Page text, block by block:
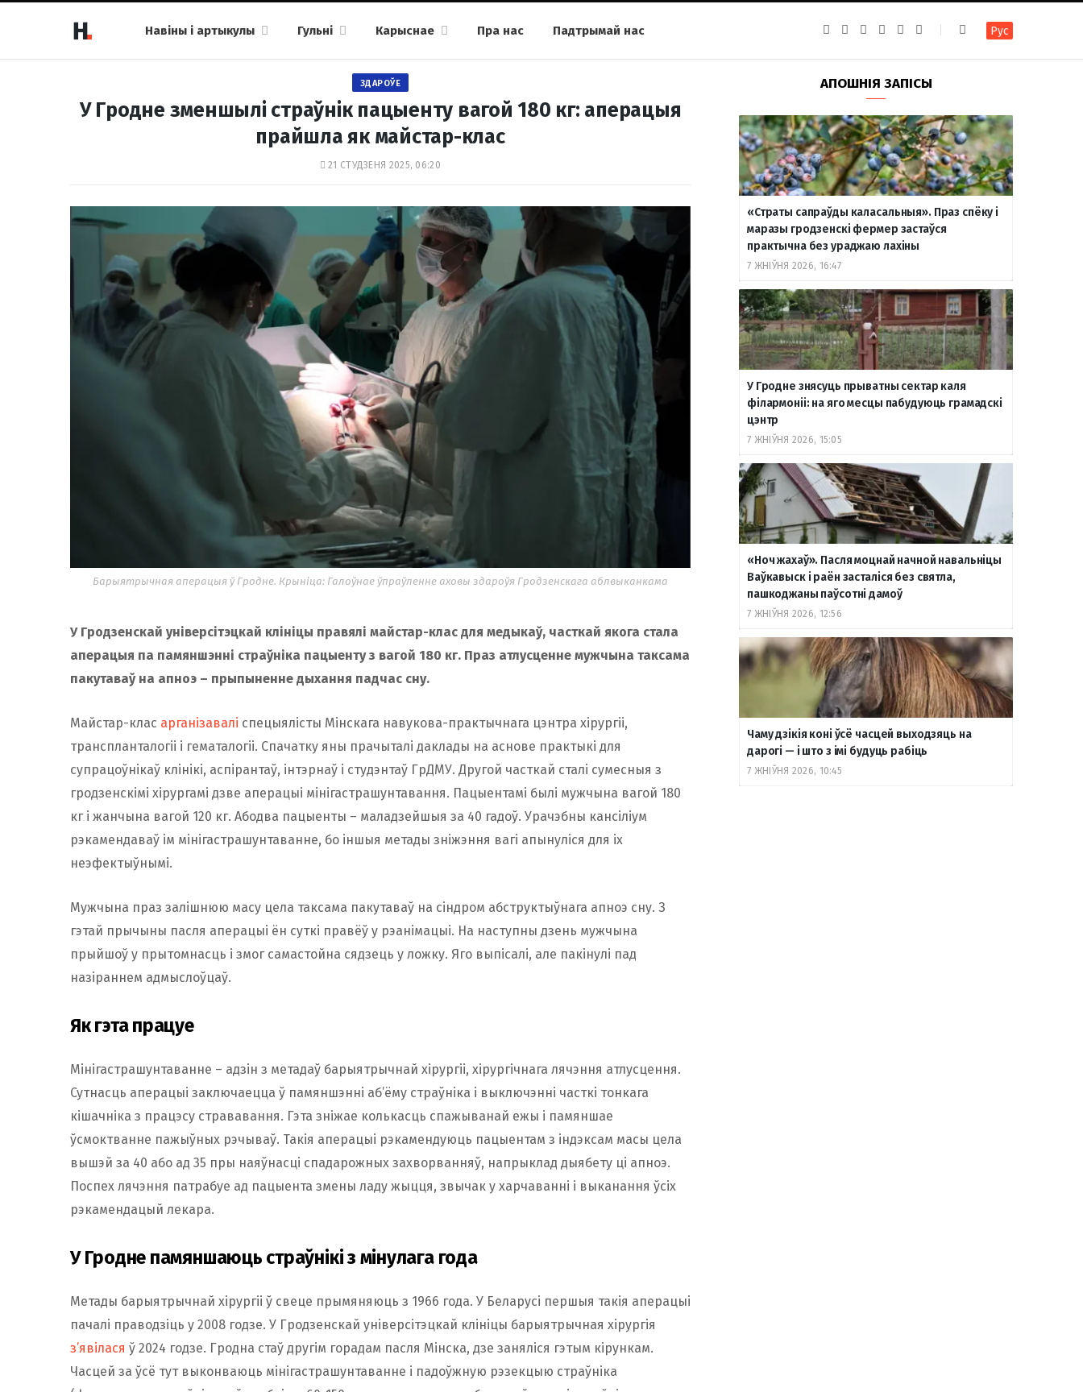
Навіны і артыкулы Гульні Карыснае Пра нас Падтрымай нас
b
o
k
a
g
a
m
g
r
a
m
u
b
т
а
т
е
Рус
ЗДАРОЎЕ
У Гродне зменшылі страўнік пацыенту вагой 180 кг: аперацыя
прайшла як майстар-клас
21 СТУДЗЕНЯ 2025, 06:20
Барыятрычная аперацыя ў Гродне. Крыніца: Галоўнае ўпраўленне аховы здароўя Гродзенскага аблвыканкама
У Гродзенскай універсітэцкай клініцы правялі майстар-клас для медыкаў, часткай якога стала
аперацыя па памяншэнні страўніка пацыенту з вагой 180 кг. Праз атлусценне мужчына таксама
пакутаваў на апноэ – прыпыненне дыхання падчас сну.
Майстар-клас арганізавалі спецыялісты Мінскага навукова-практычнага цэнтра хірургіі,
транспланталогіі і гематалогіі. Спачатку яны прачыталі даклады на аснове практыкі для
супрацоўнікаў клінікі, аспірантаў, інтэрнаў і студэнтаў ГрДМУ. Другой часткай сталі сумесныя з
гродзенскімі хірургамі дзве аперацыі мінігастрашунтавання. Пацыентамі былі мужчына вагой 180
кг і жанчына вагой 120 кг. Абодва пацыенты – маладзейшыя за 40 гадоў. Урачэбны кансіліум
рэкамендаваў ім мінігастрашунтаванне, бо іншыя метады зніжэння вагі апынуліся для іх
неэфектыўнымі.
Мужчына праз залішнюю масу цела таксама пакутаваў на сіндром абструктыўнага апноэ сну. З
гэтай прычыны пасля аперацыі ён суткі правёў у рэанімацыі. На наступны дзень мужчына
прыйшоў у прытомнасць і змог самастойна сядзець у ложку. Яго выпісалі, але пакінулі пад
назіраннем адмыслоўцаў.
Як гэта працуе
Мінігастрашунтаванне – адзін з метадаў барыятрычнай хірургіі, хірургічнага лячэння атлусцення.
Сутнасць аперацыі заключаецца ў памяншэнні аб’ёму страўніка і выключэнні часткі тонкага
кішачніка з працэсу стрававання. Гэта зніжае колькасць спажыванай ежы і памяншае
ўсмоктванне пажыўных рэчываў. Такія аперацыі рэкамендуюць пацыентам з індэксам масы цела
вышэй за 40 або ад 35 пры наяўнасці спадарожных захворванняў, напрыклад дыябету ці апноэ.
Поспех лячэння патрабуе ад пацыента змены ладу жыцця, звычак у харчаванні і выканання ўсіх
рэкамендацый лекара.
У Гродне памяншаюць страўнікі з мінулага года
Метады барыятрычнай хірургіі ў свеце прымяняюць з 1966 года. У Беларусі першыя такія аперацыі
пачалі праводзіць у 2008 годзе. У Гродзенскай універсітэцкай клініцы барыятрычная хірургія
з’явілася ў 2024 годзе. Гродна стаў другім горадам пасля Мінска, дзе заняліся гэтым кірункам.
Часцей за ўсё тут выконваюць мінігастрашунтаванне і падоўжную рэзекцыю страўніка
АПОШНІЯ ЗАПІСЫ
«Страты сапраўды каласальныя». Праз спёку і
маразы гродзенскі фермер застаўся
практычна без ураджаю лахіны
7 ЖНІЎНЯ 2026, 16:47
У Гродне знясуць прыватны сектар каля
філармоніі: на яго месцы пабудуюць грамадскі
цэнтр
7 ЖНІЎНЯ 2026, 15:05
«Ноч жахаў». Пасля моцнай начной навальніцы
Ваўкавыск і раён засталіся без святла,
пашкоджаны паўсотні дамоў
7 ЖНІЎНЯ 2026, 12:56
Чаму дзікія коні ўсё часцей выходзяць на
дарогі — і што з імі будуць рабіць
7 ЖНІЎНЯ 2026, 10:45